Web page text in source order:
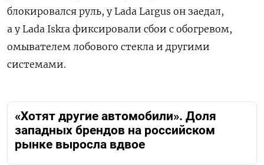
блокировался руль, у Lada Largus он заедал,
а у Lada Iskra фиксировали сбои с обогревом,
омывателем лобового стекла и другими
системами.
«Хотят другие автомобили». Доля
западных брендов на российском
рынке выросла вдвое